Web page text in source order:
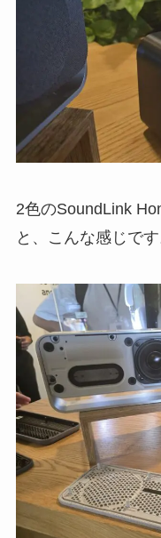
2色のSoundLink
と、こんな感じです